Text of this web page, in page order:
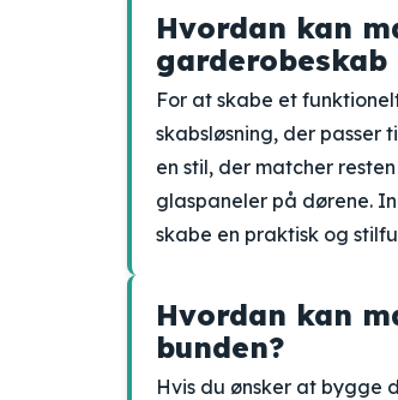
Hvordan kan
garderobeskab
For at skabe et
skabsløsning, der passer
en stil, der matcher
glaspaneler på dørene.
skabe en praktisk og
Hvordan kan
bunden?
Hvis du ønsker at bygge